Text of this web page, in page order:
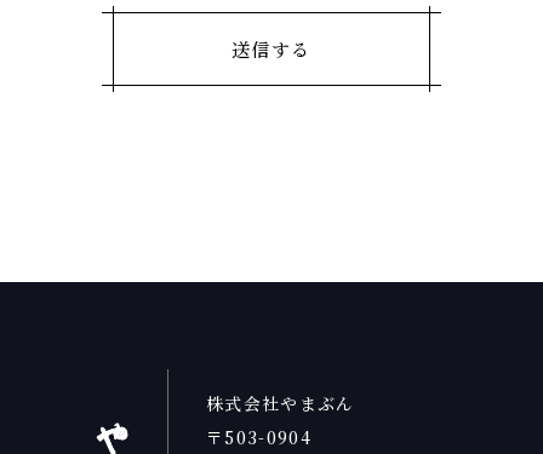
株式会社やまぶん
〒503-0904